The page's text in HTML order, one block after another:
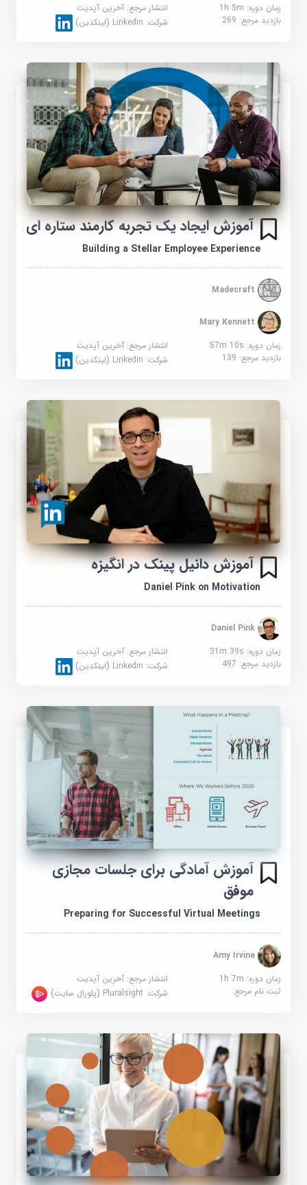
زمان دوره: 1h 5m
انتشار مرجع:آخرین آپدیت
بازدید مرجع:269 شرکت:Linkedin (لینکدین)
آموزش ایجاد یک تجربه کارمند ستاره ای
Building a Stellar Employee Experience
Madecraft
Mary Kennett
زمان دوره: 57m 10s
انتشار مرجع:آخرین آپدیت
بازدید مرجع:139 شرکت:Linkedin (لینکدین)
آموزش دانیل پینک در انگیزه
Daniel Pink on Motivation
Daniel Pink
زمان دوره: 31m 39s
انتشار مرجع:آخرین آپدیت
بازدید مرجع:497 شرکت:Linkedin (لینکدین)
آموزش آمادگی برای جلسات مجازی
موفق
Preparing for Successful Virtual Meetings
Amy Irvine
زمان دوره: 1h 7m
انتشار مرجع:آخرین آپدیت
ثبت نام مرجع:
شرکت:Pluralsight (پلورال سایت)